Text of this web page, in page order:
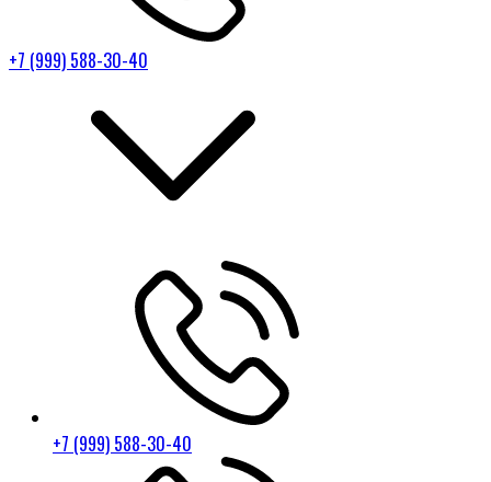
+7 (999) 588-30-40
+7 (999) 588-30-40